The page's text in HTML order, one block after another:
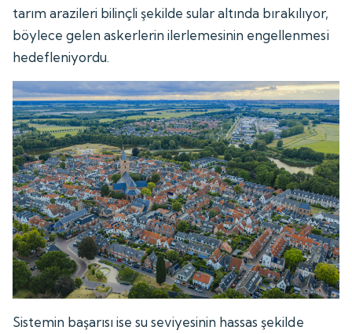
tarım arazileri bilinçli şekilde sular altında bırakılıyor,
böylece gelen askerlerin ilerlemesinin engellenmesi
hedefleniyordu.
Sistemin başarısı ise su seviyesinin hassas şekilde